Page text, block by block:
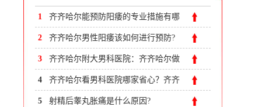
1 齐齐哈尔能预防阳痿的专业措施有哪
些?
2 齐齐哈尔男性阳痿该如何进行预防?
3 齐齐哈尔附大男科医院：齐齐哈尔做
包皮手术大概多少钱?
4 齐齐哈尔看男科医院哪家省心？齐齐
哈尔附大男科医院健康惠民
5 射精后睾丸胀痛是什么原因?